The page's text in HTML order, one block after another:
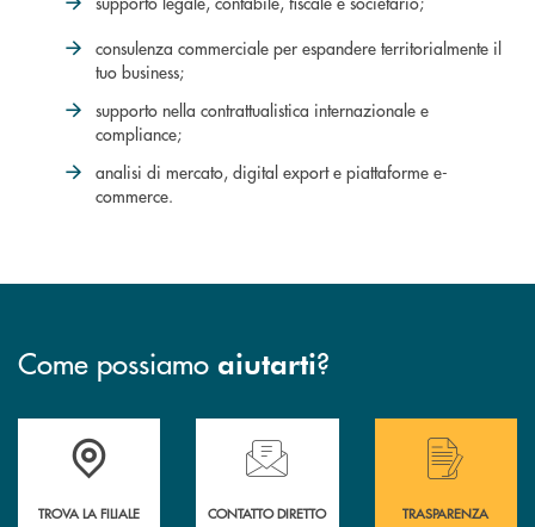
consulenza commerciale per espandere territorialmente il
tuo business;
supporto nella contrattualistica internazionale e
compliance;
analisi di mercato, digital export e piattaforme e-
commerce.
Come possiamo aiutarti?
Accedi all' elenco completo delle filiali .
TROVA LA FILIALE
Hai bisogno di assistenza immediata?
CONTATTO DIRETTO
Hai bisogno di
TRASPARENZA